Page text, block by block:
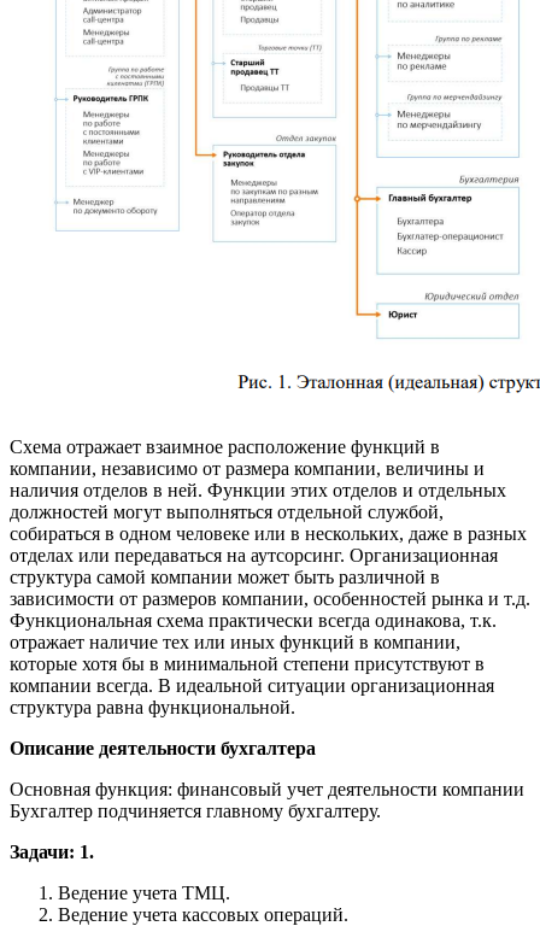
Схема отражает взаимное расположение функций в
компании, независимо от размера компании, величины и
наличия отделов в ней. Функции этих отделов и отдельных
должностей могут выполняться отдельной службой,
собираться в одном человеке или в нескольких, даже в разных
отделах или передаваться на аутсорсинг. Организационная
структура самой компании может быть различной в
зависимости от размеров компании, особенностей рынка и т.д.
Функциональная схема практически всегда одинакова, т.к.
отражает наличие тех или иных функций в компании,
которые хотя бы в минимальной степени присутствуют в
компании всегда. В идеальной ситуации организационная
структура равна функциональной.
Описание деятельности бухгалтера
Основная функция: финансовый учет деятельности компании
Бухгалтер подчиняется главному бухгалтеру.
Задачи: 1.
Ведение учета ТМЦ.
Ведение учета кассовых операций.